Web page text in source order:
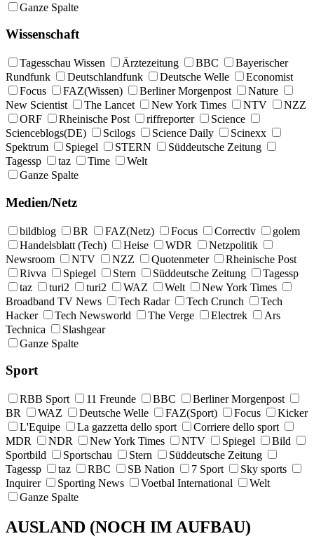
Ganze Spalte
Wissenschaft
Tagesschau Wissen Ärztezeitung BBC
Bayerischer
Rundfunk
Deutschlandfunk Deutsche Welle
Economist
Focus
FAZ(Wissen) Berliner Morgenpost
Nature
New Scientist
The Lancet New York Times NTV
NZZ
ORF
Rheinische Post riffreporter
Science
Scienceblogs(DE)
Scilogs Science Daily
Scinexx
Spektrum
Spiegel STERN
Süddeutsche Zeitung
Tagessp
taz Time
Welt
Ganze Spalte
Medien/Netz
bildblog BR FAZ(Netz) Focus Correctiv
golem
Handelsblatt (Tech)
Heise WDR
Netzpolitik
Newsroom
NTV NZZ Quotenmeter
Rheinische Post
Rivva
Spiegel Stern Süddeutsche Zeitung
Tagessp
taz
turi2 turi2 WAZ Welt
New York Times
Broadband TV News
Tech Radar Tech Crunch
Tech
Hacker
Tech Newsworld The Verge Electrek
Ars
Technica
Slashgear
Ganze Spalte
Sport
RBB Sport 11 Freunde BBC
Berliner Morgenpost
BR
WAZ Deutsche Welle FAZ(Sport) Focus
Kicker
L'Equipe
La gazzetta dello sport
Corriere dello sport
MDR
NDR New York Times NTV Spiegel
Bild
Sportbild
Sportschau Stern
Süddeutsche Zeitung
Tagessp
taz RBC SB Nation 7 Sport
Sky sports
Inquirer
Sporting News Voetbal International
Welt
Ganze Spalte
AUSLAND (NOCH IM AUFBAU)